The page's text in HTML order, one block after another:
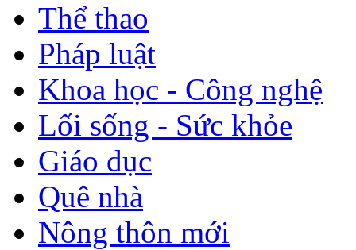
Thể thao
Pháp luật
Khoa học - Công nghệ
Lối sống - Sức khỏe
Giáo dục
Quê nhà
Nông thôn mới